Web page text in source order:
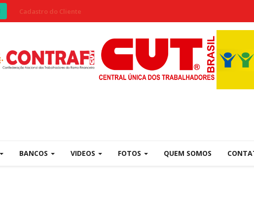
Cadastro do Cliente
BANCOS VIDEOS FOTOS QUEM SOMOS